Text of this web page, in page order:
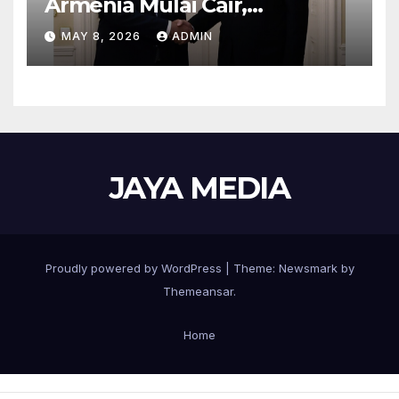
Perbatasan Siap Dibuka
MAY 8, 2026 ADMIN
JAYA MEDIA
Proudly powered by WordPress Theme: Newsmarkby
Themeansar.
Home